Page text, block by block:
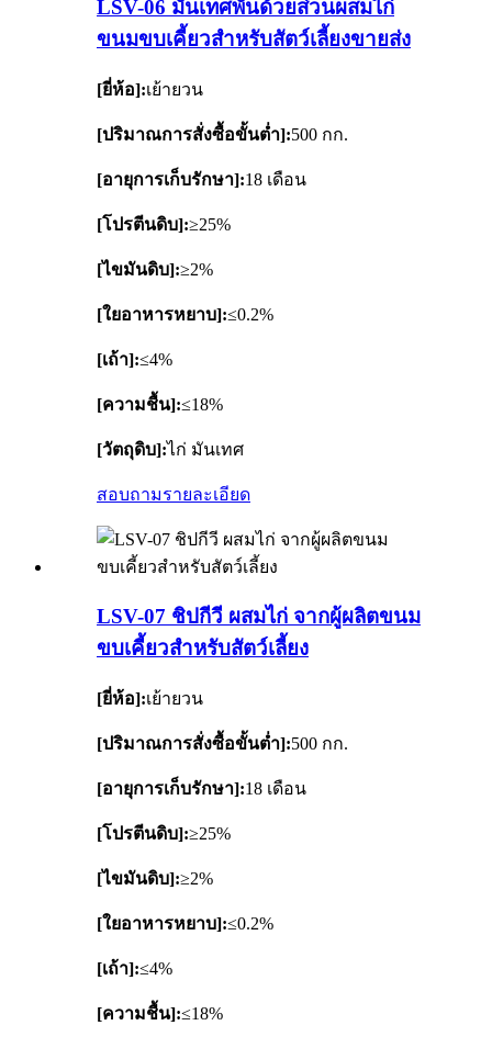
LSV-06 มันเทศพันด้วยส่วนผสมไก่
ขนมขบเคี้ยวสำหรับสัตว์เลี้ยงขายส่ง
[ยี่ห้อ]:เย้ายวน
[ปริมาณการสั่งซื้อขั้นต่ำ]:500 กก.
[อายุการเก็บรักษา]:18 เดือน
[โปรตีนดิบ]:≥25%
[ไขมันดิบ]:≥2%
[ใยอาหารหยาบ]:≤0.2%
[เถ้า]:≤4%
[ความชื้น]:≤18%
[วัตถุดิบ]:ไก่ มันเทศ
สอบถามรายละเอียด
LSV-07 ชิปกีวี ผสมไก่ จากผู้ผลิตขนม
ขบเคี้ยวสำหรับสัตว์เลี้ยง
[ยี่ห้อ]:เย้ายวน
[ปริมาณการสั่งซื้อขั้นต่ำ]:500 กก.
[อายุการเก็บรักษา]:18 เดือน
[โปรตีนดิบ]:≥25%
[ไขมันดิบ]:≥2%
[ใยอาหารหยาบ]:≤0.2%
[เถ้า]:≤4%
[ความชื้น]:≤18%